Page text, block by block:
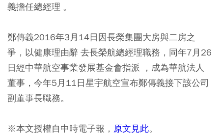
義擔任總經理 。
鄭傳義2016年3月14日因長榮集團大房與二房之
爭，以健康理由辭 去長榮航總經理職務，同年7月26
日經中華航空事業發展基金會指派 ，成為華航法人
董事，今年5月11日星宇航空宣布鄭傳義接下該公司
副董事長職務。
※本文授權自中時電子報， 原文見此。